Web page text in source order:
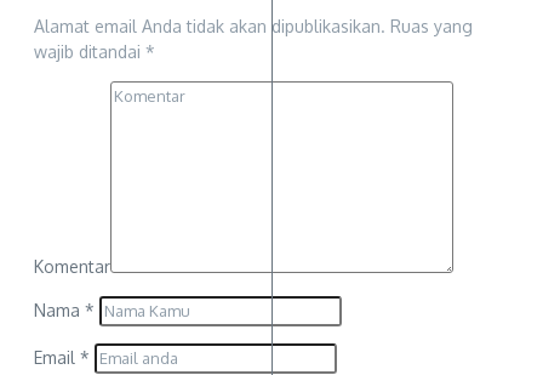
Alamat email Anda tidak akan dipublikasikan. Ruas yang
wajib ditandai *
Komentar
Nama *
Email *